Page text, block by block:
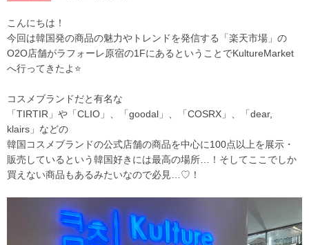
こんにちは！
今回は韓国発の商品の魅力やトレンドを発信する「楽天市場」の
O2O店舗がラフォーレ原宿の1FにあるということでKultureMarket
へ行ってきたよ⭐
コスメブランドだと有名な
「TIRTIR」や「CLIO」、「goodal」、「COSRX」、「dear,
klairs」などの
韓国コスメブランドの公式店舗の商品を中心に100点以上を展示・
販売しているという韓国好きには最高の場所…！そしてここでしか
買えない商品もあるみたいなので必見…♡！